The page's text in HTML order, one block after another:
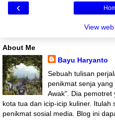
‹
View
About Me
Bayu Haryanto
Sebuah tulisan
penikmat senja
Awak". Dia pemotret
kota tua dan icip-icip kuliner. Itulah
penikmat sosial media. Blog ini